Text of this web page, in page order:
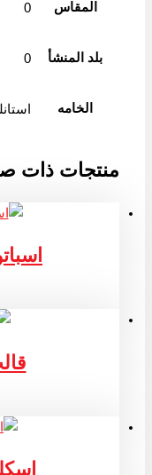
المقاس 0
بلد المنشأ 0
الخامه
منتجات ذات